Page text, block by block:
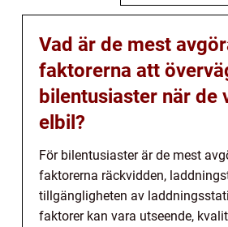
Vad är de mest
faktorerna att
bilentusiaster när de
elbil?
För bilentusiaster är de mest
faktorerna räckvidden,
tillgängligheten av
faktorer kan vara utseende,